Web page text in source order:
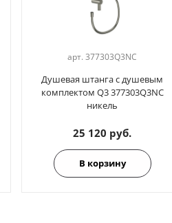
арт.377303Q3NC
Душевая штанга с душевым
комплектом Q3 377303Q3NC
никель
25 120 руб.
В корзину